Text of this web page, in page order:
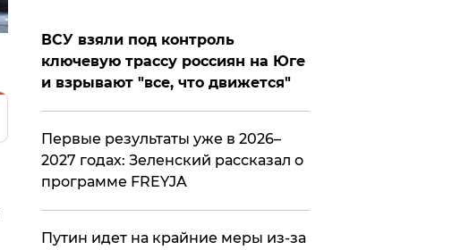
ВСУ взяли под контроль
ключевую трассу россиян на Юге
и взрывают "все, что движется"
Первые результаты уже в 2026–
2027 годах: Зеленский рассказал о
программе FREYJA
Путин идет на крайние меры из-за